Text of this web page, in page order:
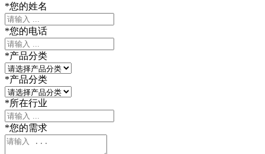
*您的姓名
*您的电话
*产品分类
*产品分类
*所在行业
*您的需求